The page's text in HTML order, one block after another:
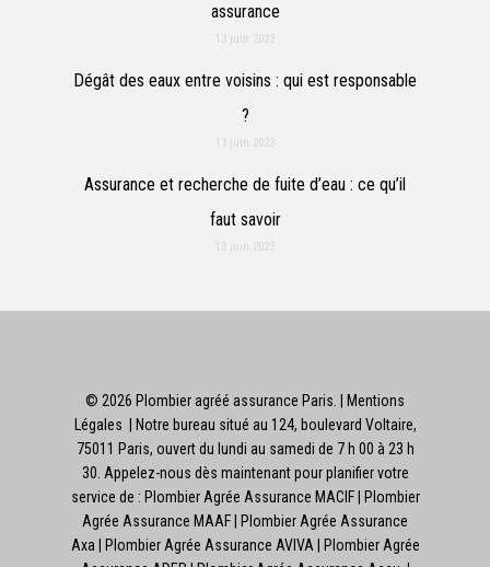
assurance
13 juin 2023
Dégât des eaux entre voisins : qui est responsable
?
13 juin 2023
Assurance et recherche de fuite d’eau : ce qu’il
faut savoir
13 juin 2023
© 2026 Plombier agréé assurance Paris. |
Mentions
Légales | Notre bureau situé au 124, boulevard Voltaire,
75011 Paris, ouvert du lundi au samedi de 7 h 00 à 23 h
30. Appelez-nous dès maintenant pour planifier votre
service de : Plombier Agrée Assurance MACIF
| Plombier
Agrée Assurance MAAF
| Plombier Agrée Assurance
Axa | Plombier Agrée Assurance AVIVA
| Plombier Agrée